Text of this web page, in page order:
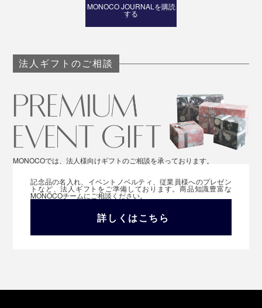
MONOCO JOURNALを購読
する
法人ギフトのご相談
MONOCOでは、法人様向けギフトのご相談を承っております。
記念品の名入れ、イベントノベルティ、従業員様へのプレゼン
トなど、法人ギフトをご準備しております。商品知識豊富な
MONOCOチームにご相談ください。
詳しくはこちら